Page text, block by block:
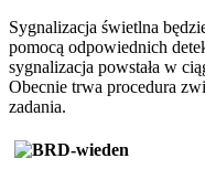
Sygnalizacja świetlna
pomocą odpowiednich
sygnalizacja powstała w
Obecnie trwa procedura
zadania.